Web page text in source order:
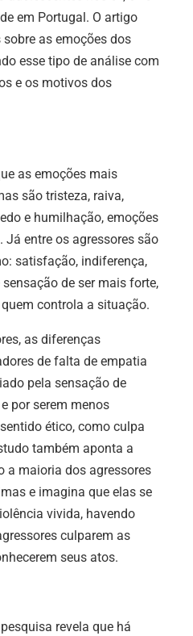
em Portugal. O artigo
as emoções dos
esse tipo de análise com
e os motivos dos
as emoções mais
são tristeza, raiva,
e humilhação, emoções
entre os agressores são
satisfação, indiferença,
de ser mais forte,
controla a situação.
as diferenças
de falta de empatia
pela sensação de
por serem menos
ético, como culpa
também aponta a
a maioria dos agressores
e imagina que elas se
vivida, havendo
culparem as
seus atos.
revela que há